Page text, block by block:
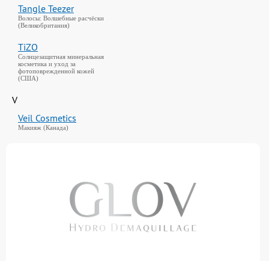
Tangle Teezer
Волосы: Волшебные расчёски
(Великобритания)
TiZO
Солнцезащитная минеральная
косметика и уход за
фотоповрежденной кожей
(США)
V
Veil Cosmetics
Макияж (Канада)